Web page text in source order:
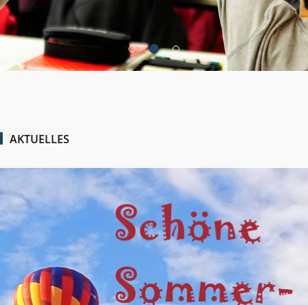
AKTUELLES